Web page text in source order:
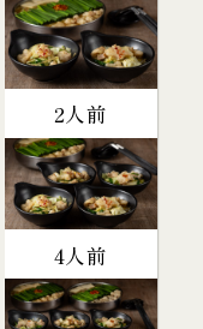
2人前
4人前